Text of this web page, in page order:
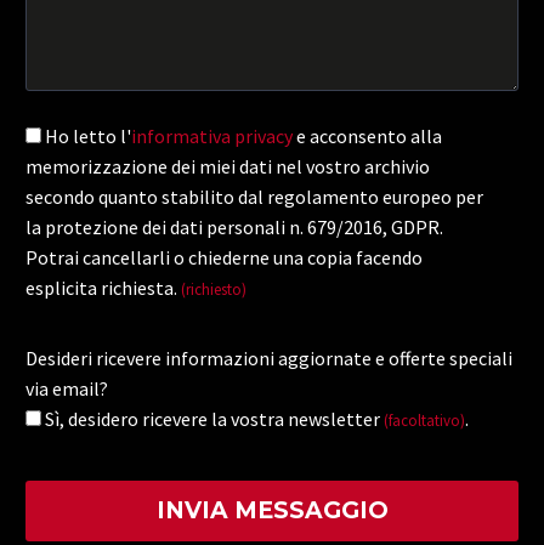
Ho letto l'informativa privacye acconsento alla
memorizzazione dei miei dati nel vostro archivio
secondo quanto stabilito dal regolamento europeo per
la protezione dei dati personali n. 679/2016, GDPR.
Potrai cancellarli o chiederne una copia facendo
esplicita richiesta. (richiesto)
Desideri ricevere informazioni aggiornate e offerte speciali
via email?
Sì, desidero ricevere la vostra newsletter (facoltativo).